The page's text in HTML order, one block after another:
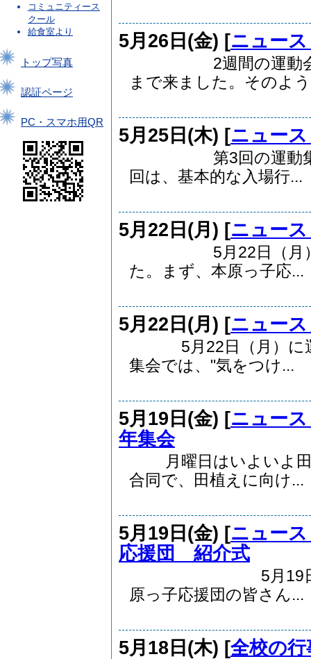
コミュニティース
クール
給食室より
トップ写真
認証ページ
PC・スマホ用QR
5月26日(金) [ニュー
2週間の運動会特
まで来ました。そのよ
5月25日(木) [ニュー
第3回の運動集会
回は、基本的な入場行...
5月22日(月) [ニュー
5月22日（月）に5
た。まず、本原っ子応...
5月22日(月) [ニュー
5月22日（月）に運
集会では、"気をつけ...
5月19日(金) [ニュー
年集会
月曜日はいよいよ田
合同で、田植えに向け...
5月19日(金) [ニュー
応援団 紹介式
5月19日（金）
原っ子応援団の皆さん...
5月18日(木) [全校の行